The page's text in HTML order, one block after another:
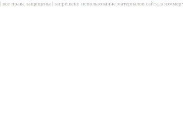
| все права защищены | запрещено использование материалов сайта в